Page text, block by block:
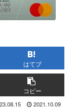
はてブ
コピー
2021.10.09